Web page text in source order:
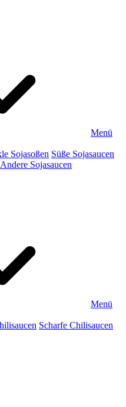
Menü
Sojasoßen Süße Sojasaucen
Andere Sojasaucen
Menü
Scharfe Chilisaucen